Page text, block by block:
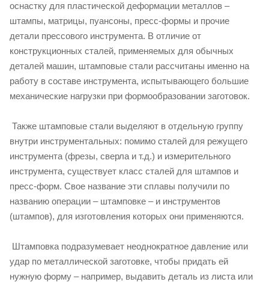
оснастку для пластической деформации металлов –
штампы, матрицы, пуансоны, пресс-формы и прочие
детали прессового инструмента. В отличие от
конструкционных сталей, применяемых для обычных
деталей машин, штамповые стали рассчитаны именно на
работу в составе инструмента, испытывающего большие
механические нагрузки при формообразовании заготовок.
Также штамповые стали выделяют в отдельную группу
внутри инструментальных: помимо сталей для режущего
инструмента (фрезы, сверла и т.д.) и измерительного
инструмента, существует класс сталей для штампов и
пресс-форм. Свое название эти сплавы получили по
названию операции – штамповке – и инструментов
(штампов), для изготовления которых они применяются.
Штамповка подразумевает неоднократное давление или
удар по металлической заготовке, чтобы придать ей
нужную форму – например, выдавить деталь из листа или